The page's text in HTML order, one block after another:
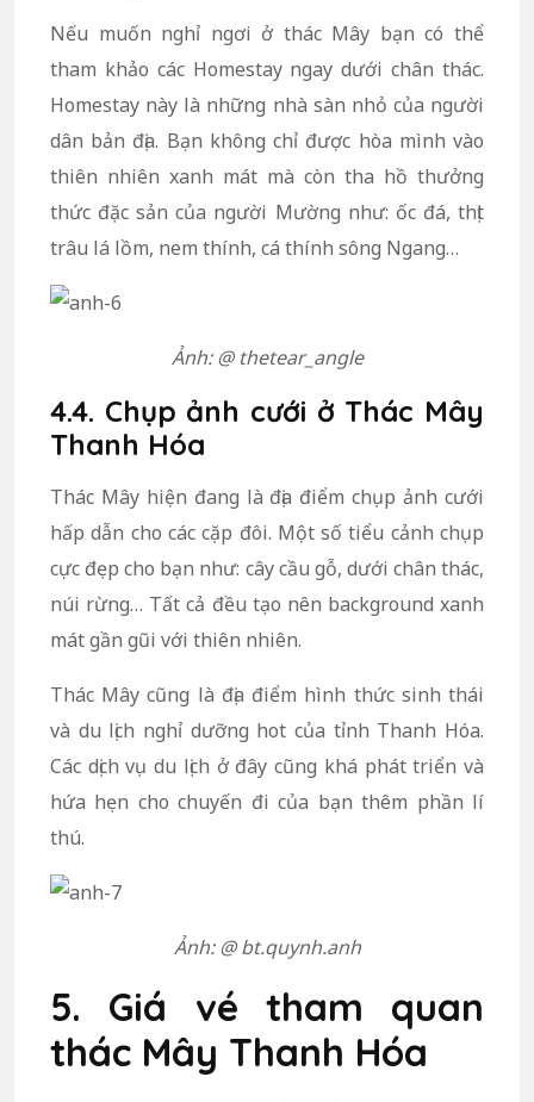
Nếu muốn nghỉ ngơi ở thác Mây bạn có thể
tham khảo các Homestay ngay dưới chân thác.
Homestay này là những nhà sàn nhỏ của người
dân bản địa. Bạn không chỉ được hòa mình vào
thiên nhiên xanh mát mà còn tha hồ thưởng
thức đặc sản của người Mường như: ốc đá, thịt
trâu lá lồm, nem thính, cá thính sông Ngang…
Ảnh: @ thetear_angle
4.4. Chụp ảnh cưới ở Thác Mây
Thanh Hóa
Thác Mây hiện đang là địa điểm chụp ảnh cưới
hấp dẫn cho các cặp đôi. Một số tiểu cảnh chụp
cực đẹp cho bạn như: cây cầu gỗ, dưới chân thác,
núi rừng… Tất cả đều tạo nên background xanh
mát gần gũi với thiên nhiên.
Thác Mây cũng là địa điểm hình thức sinh thái
và du lịch nghỉ dưỡng hot của tỉnh Thanh Hóa.
Các dịch vụ du lịch ở đây cũng khá phát triển và
hứa hẹn cho chuyến đi của bạn thêm phần lí
thú.
Ảnh: @ bt.quynh.anh
5. Giá vé tham quan
thác Mây Thanh Hóa